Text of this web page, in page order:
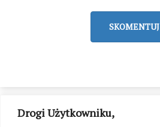
Drogi Użytkowniku,
SKOMENTUJ